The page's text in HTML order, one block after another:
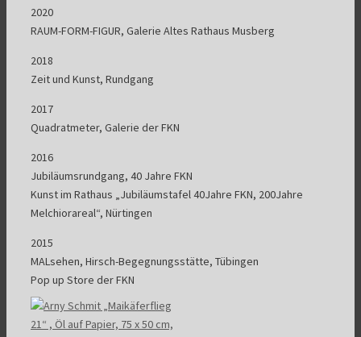
2020
RAUM-FORM-FIGUR, Galerie Altes Rathaus Musberg
2018
Zeit und Kunst, Rundgang
2017
Quadratmeter, Galerie der FKN
2016
Jubiläumsrundgang, 40 Jahre FKN
Kunst im Rathaus „Jubiläumstafel 40Jahre FKN, 200Jahre
Melchiorareal“, Nürtingen
2015
MALsehen, Hirsch-Begegnungsstätte, Tübingen
Pop up Store der FKN